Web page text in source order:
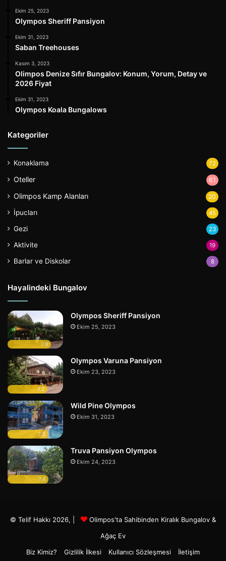
Ekim 25, 2023
Olympos Sheriff Pansiyon
Ekim 31, 2023
Saban Treehouses
Kasım 3, 2023
Olimpos Denize Sıfır Bungalov: Konum, Yorum, Detay ve
2026 Fiyat
Ekim 31, 2023
Olympos Koala Bungalows
Kategoriler
Konaklama 72
Oteller 61
Olimpos Kamp Alanları 20
İpucları 45
Gezi 23
Aktivite 19
Barlar ve Diskolar 8
Hayalindeki Bungalov
7.9
Olympos Sheriff Pansiyon
Ekim 25, 2023
7.2
Olympos Varuna Pansiyon
Ekim 23, 2023
7.3
Wild Pine Olympos
Ekim 31, 2023
7.4
Truva Pansiyon Olympos
Ekim 24, 2023
© Telif Hakkı 2026, |
Olimpos'ta Sahibinden Kiralık Bungalov &
Ağaç Ev
Biz Kimiz?
Gizlilik İlkesi Kullanıcı Sözleşmesi İletişim